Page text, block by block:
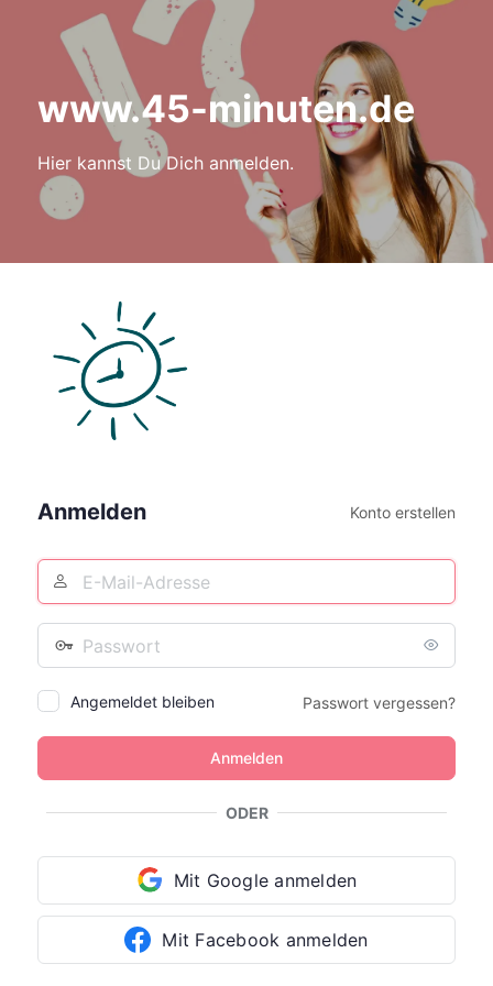
www.45-minuten.de
Hier kannst Du Dich anmelden.
Anmelden Konto erstellen
E-
Mail-
Passwort
Angemeldet bleiben Passwort vergessen?
ODER
Mit Google anmelden
Mit Facebook anmelden